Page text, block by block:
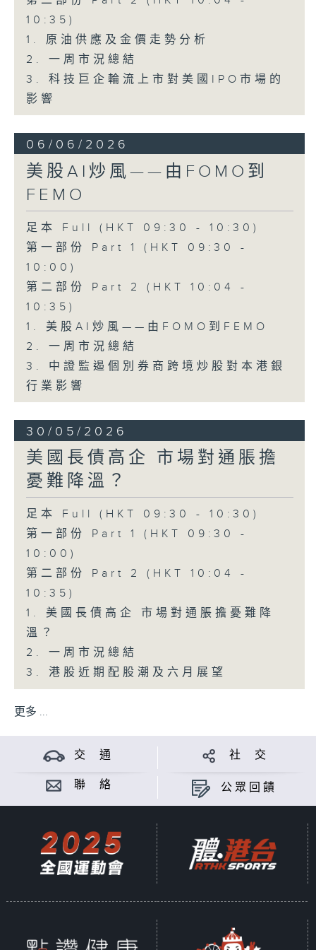
10:35)
1. 原油供應及金價走勢分析
2. 一周市況總結
3. 科技巨企輪流上市對美國IPO市場的
影響
06/06/2026
美股AI炒風——由FOMO到
FEMO
足本 Full (HKT 09:30 - 10:30)
第一部份 Part 1 (HKT 09:30 -
10:00)
第二部份 Part 2 (HKT 10:04 -
10:35)
1. 美股AI炒風——由FOMO到FEMO
2. 一周市況總結
3. 中證監遏個別券商跨境炒股對本港銀
行業影響
30/05/2026
美國長債高企 市場對通脹擔
憂難降溫？
足本 Full (HKT 09:30 - 10:30)
第一部份 Part 1 (HKT 09:30 -
10:00)
第二部份 Part 2 (HKT 10:04 -
10:35)
1. 美國長債高企 市場對通脹擔憂難降
溫？
2. 一周市況總結
3. 港股近期配股潮及六月展望
更多 ...
交 通 社 交
聯 絡 公眾回饋